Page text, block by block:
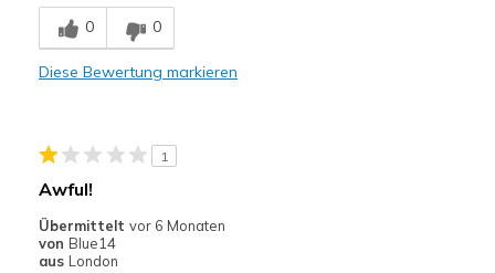
Breite
Größe
Meine Meinung zu
0 0
Diese Bewertung markieren
1
Awful!
Übermittelt vor 6 Monaten
von Blue14
aus London